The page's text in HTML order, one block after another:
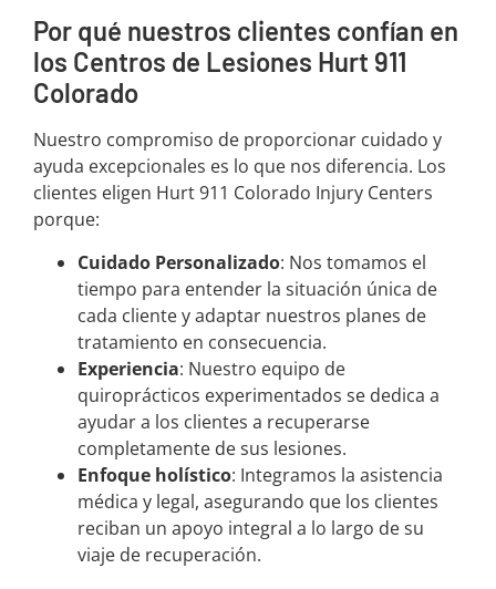
Por qué nuestros clientes confían en
los Centros de Lesiones Hurt 911
Colorado
Nuestro compromiso de proporcionar cuidado y
ayuda excepcionales es lo que nos diferencia. Los
clientes eligen Hurt 911 Colorado Injury Centers
porque:
Cuidado Personalizado: Nos tomamos el
tiempo para entender la situación única de
cada cliente y adaptar nuestros planes de
tratamiento en consecuencia.
Experiencia: Nuestro equipo de
quiroprácticos experimentados se dedica a
ayudar a los clientes a recuperarse
completamente de sus lesiones.
Enfoque holístico: Integramos la asistencia
médica y legal, asegurando que los clientes
reciban un apoyo integral a lo largo de su
viaje de recuperación.